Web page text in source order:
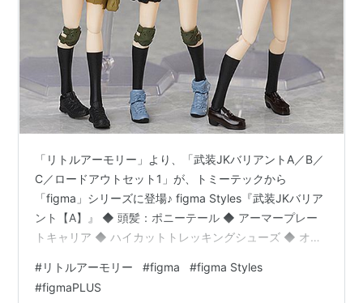
「リトルアーモリー」より、「武装JKバリアントA／B／
C／ロードアウトセット1」が、トミーテックから
「figma」シリーズに登場♪ figma Styles『武装JKバリア
ント【A】』 ◆ 頭髪：ポニーテール ◆ アーマープレー
トキャリア ◆ ハイカットトレッキングシューズ ◆ オー
バリアント【B】』 ◆ 頭髪：ショートヘア ◆ チェスト
リグ ◆ トレイルランニングシューズ ◆ オートマチック
#リトルアーモリー #figma #figma Styles
#figmaPLUS